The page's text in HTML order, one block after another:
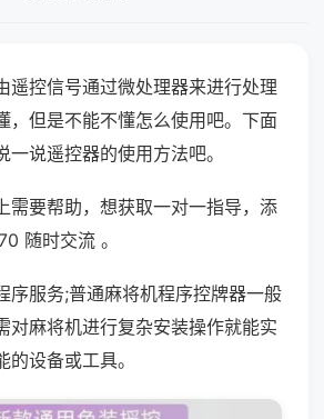
遥控信号通过微处理器来进行处理
，但是不能不懂怎么使用吧。下面
说遥控器的使用方法吧。
需要帮助，想获取一对一指导，添
随时交流 。
序服务;普通麻将机程序控牌器一般
对麻将机进行复杂安装操作就能实
设备或工具。